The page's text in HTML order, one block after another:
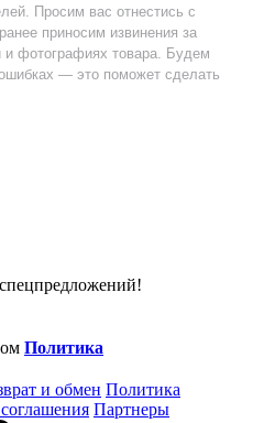
Просим вас отнестись с
приносим извинения за
и фотографиях товара. Будем
— это поможет сделать
Политика
и обмен Политика
Партнеры